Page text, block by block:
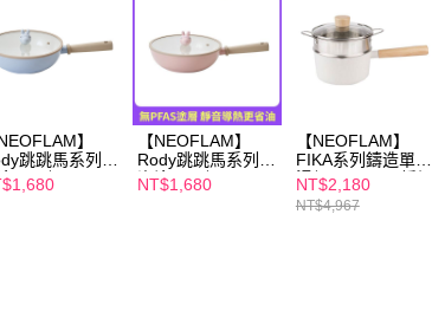
】
跳跳馬系列陶
層炒鍋26公
+玻璃蓋(Q
【NEOFLAM】
Rody跳跳馬系列陶
瓷塗層炒鍋26公
分-粉+玻璃蓋(Q
NT$1,680
【NEOFLAM】
FIKA系列鑄造單柄
湯鍋16CM+不銹鋼
蒸籠
NT$2,180
NT$4,967